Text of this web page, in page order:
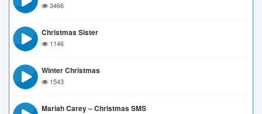
3466
Christmas Sister
1146
Winter Christmas
1543
Mariah Carey – Christmas SMS